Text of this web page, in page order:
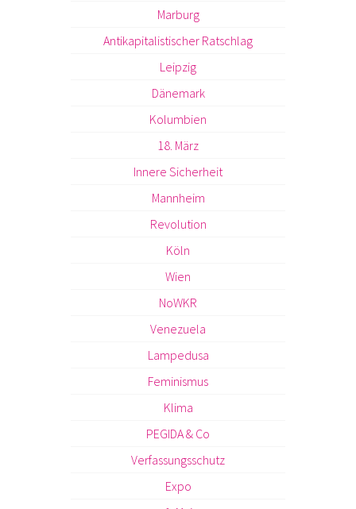
Marburg
Antikapitalistischer Ratschlag
Leipzig
Dänemark
Kolumbien
18. März
Innere Sicherheit
Mannheim
Revolution
Köln
Wien
NoWKR
Venezuela
Lampedusa
Feminismus
Klima
PEGIDA & Co
Verfassungsschutz
Expo